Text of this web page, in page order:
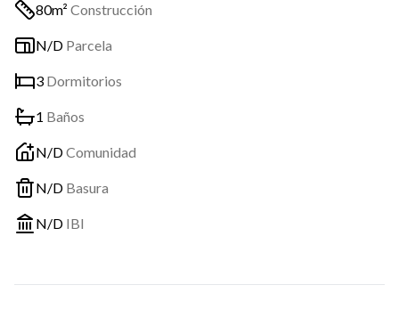
80m² Construcción
N/D Parcela
3 Dormitorios
1 Baños
N/DComunidad
N/D Basura
N/D IBI